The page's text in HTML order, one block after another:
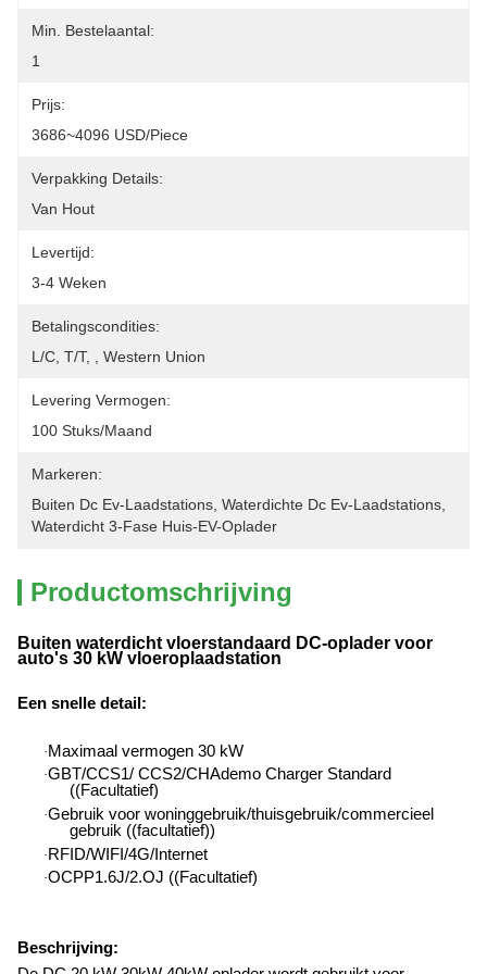
Min. Bestelaantal:
1
Prijs:
3686~4096 USD/Piece
Verpakking Details:
Van Hout
Levertijd:
3-4 Weken
Betalingscondities:
L/C, T/T, , Western Union
Levering Vermogen:
100 Stuks/maand
Markeren:
Buiten Dc Ev-Laadstations Waterdichte Dc Ev-Laadstations
Waterdicht 3-Fase Huis-EV-Oplader
Productomschrijving
Buiten waterdicht vloerstandaard DC-oplader voor
auto's 30 kW vloeroplaadstation
Een snelle detail :
· Maximaal vermogen 30 kW
·GBT/CCS1/ CCS2/CHAdemo Charger Standard
((Facultatief)
·Gebruik voor woninggebruik/thuisgebruik/commercieel
gebruik ((facultatief))
·RFID/WIFI/4G/Internet
·OCPP1.6J/2.OJ ((Facultatief)
Beschrijving: